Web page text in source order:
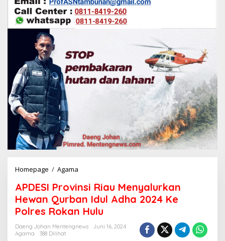
Homepage / Agama
D
E
S
I
P
APDESI Provinsi Riau Menyalurkan
Hewan Qurban Idul Adha 2024 Ke
Polres Rokan Hulu
Daeng Johan Mentengnews
Juni 16, 2024
Agama
388 Dilihat